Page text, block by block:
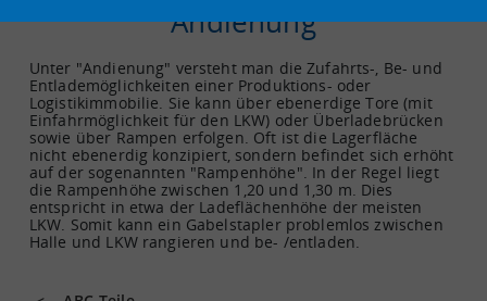
Andienung
Unter "Andienung" versteht man die Zufahrts-, Be- und
Entlademöglichkeiten einer Produktions- oder
Logistikimmobilie. Sie kann über ebenerdige Tore (mit
Einfahrmöglichkeit für den LKW) oder Überladebrücken
sowie über Rampen erfolgen. Oft ist die Lagerfläche
nicht ebenerdig konzipiert, sondern befindet sich erhöht
auf der sogenannten "Rampenhöhe". In der Regel liegt
die Rampenhöhe zwischen 1,20 und 1,30 m. Dies
entspricht in etwa der Ladeflächenhöhe der meisten
LKW. Somit kann ein Gabelstapler problemlos zwischen
Halle und LKW rangieren und be- /entladen.